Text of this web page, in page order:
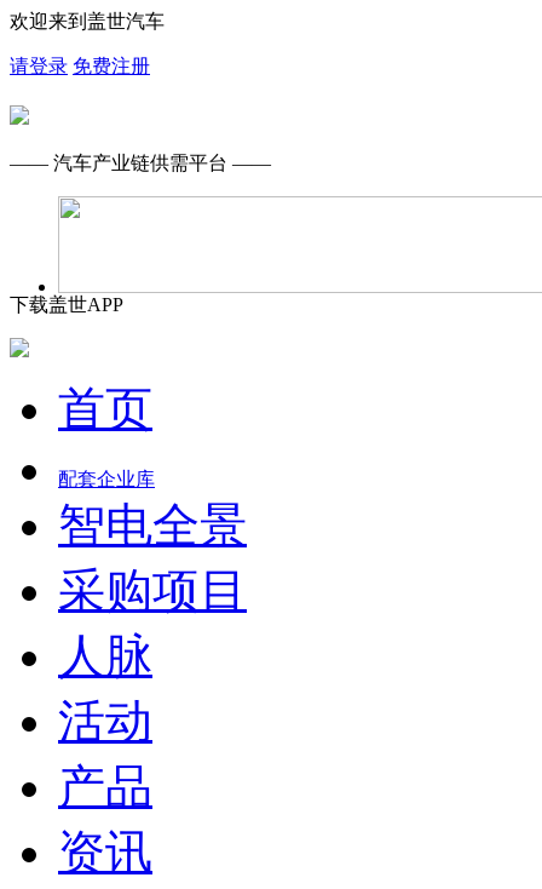
欢迎来到盖世汽车
请登录 免费注册
—— 汽车产业链供需平台 ——
下载盖世APP
首页
配套企业库
智电全景
采购项目
人脉
活动
产品
资讯